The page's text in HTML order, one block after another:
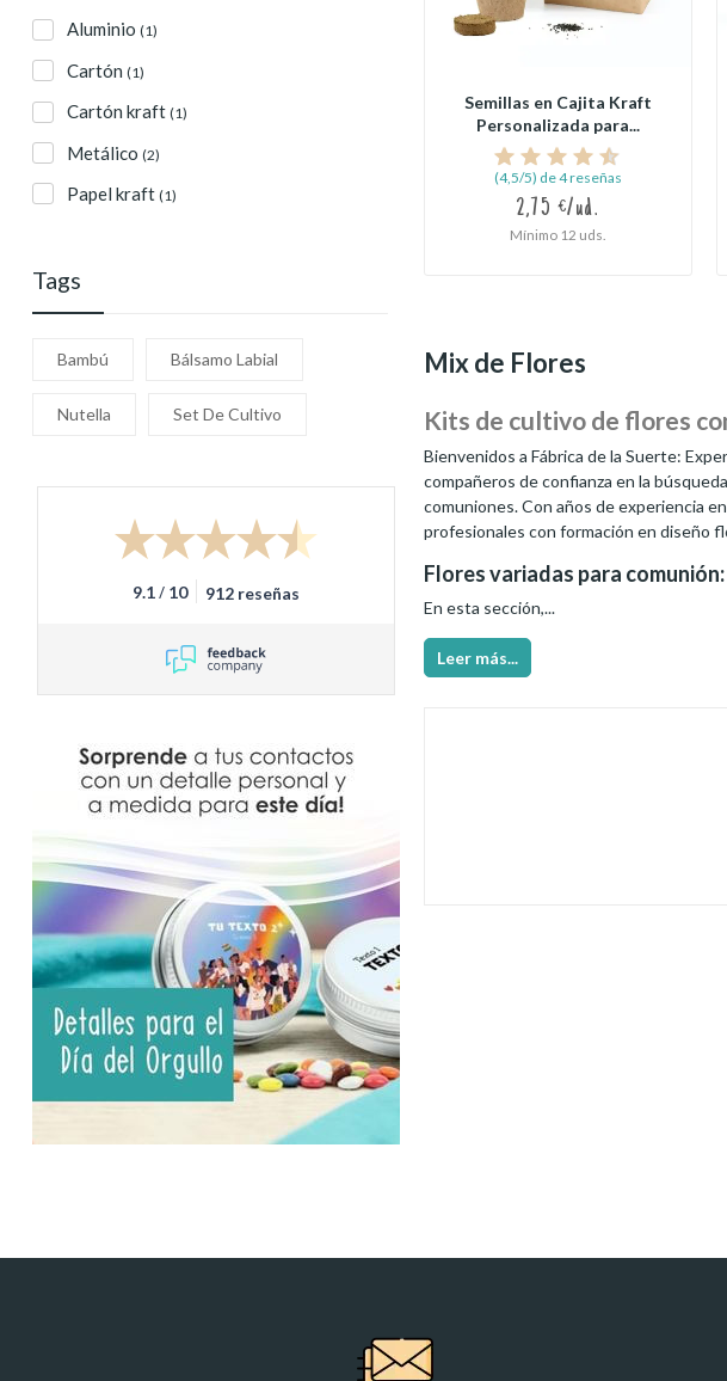
Aluminio (1)
Cartón (1)
Cartón kraft (1)
Metálico (2)
Papel kraft (1)
Tags
Bambú Bálsamo Labial
Nutella Set De Cultivo
9.1/ 10 912 reseñas
Semillas en Cajita Kraft
Personalizada para...
(4,5/5) de 4 reseñas
2,75 €/ud.
Mínimo 12 uds.
Mix de Flores
Kits de cultivo de flores
Bienvenidos a Fábrica de la Suerte:
compañeros de confianza en la
comuniones. Con años de experiencia
profesionales con formación en diseño
Flores variadas para
En esta sección,...
Leer más...